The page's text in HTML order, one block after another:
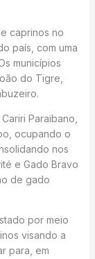
caprinos no
país, com uma
municípios
do Tigre,
Paraibano,
ocupando o
nos
e Gado Bravo
de gado
por meio
visando a
para, em